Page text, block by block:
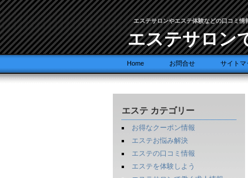
エステサロンやエステ体験などの口コミ情
エステサロン
Home お問合せ サイトマ
エステ カテゴリー
お得なクーポン情報
エステお悩み解決
エステの口コミ情報
エステを体験しよう